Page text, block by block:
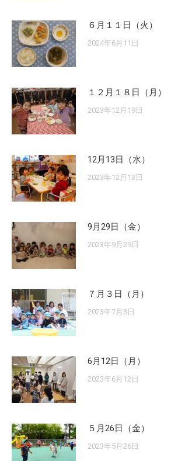
６月１１日（火）
2024年6月11日
１２月１８日（月）
2023年12月19日
12月13日（水）
2023年12月13日
9月29日（金）
2023年9月29日
７月３日（月）
2023年7月3日
6月12日（月）
2023年6月12日
５月26日（金）
2023年5月26日